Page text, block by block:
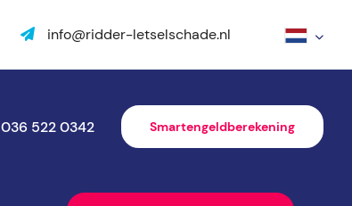
info@ridder-letselschade.nl
036 522 0342 Smartengeldberekening